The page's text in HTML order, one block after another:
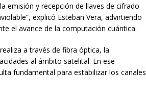
emisión y recepción de llaves de cifrado
explicó Esteban Vera, advirtiendo
el avance de la computación cuántica.
a través de fibra óptica, la
al ámbito satelital. En ese
fundamental para estabilizar los canales